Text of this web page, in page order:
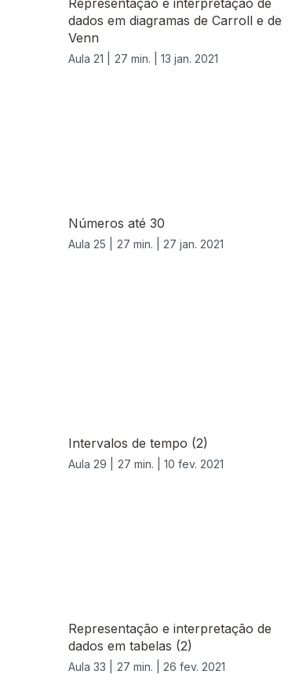
Representação e interpretação de
dados em diagramas de Carroll e de
Venn
Aula 21 | 27 min. | 13 jan. 2021
Números até 30
Aula 25 | 27 min. | 27 jan. 2021
Intervalos de tempo (2)
Aula 29 | 27 min. | 10 fev. 2021
Representação e interpretação de
dados em tabelas (2)
Aula 33 | 27 min. | 26 fev. 2021